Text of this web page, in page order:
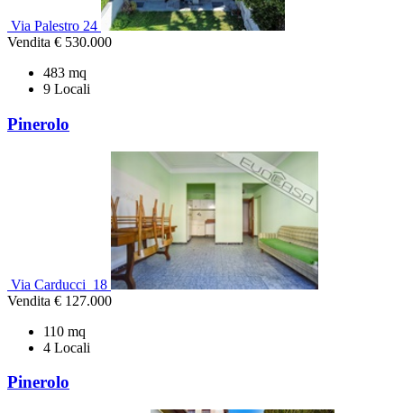
Via Palestro 24
Vendita € 530.000
483 mq
9 Locali
Pinerolo
Via Carducci 18
Vendita € 127.000
110 mq
4 Locali
Pinerolo